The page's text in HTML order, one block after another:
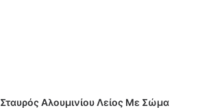
Σταυρός Αλουμινίου Λείος Με Σώμα